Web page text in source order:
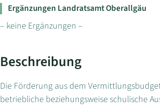
Ergänzungen Landratsamt Oberallgäu
– keine Ergänzungen –
Beschreibung
Die Förderung aus dem
betriebliche beziehungsweise schulische